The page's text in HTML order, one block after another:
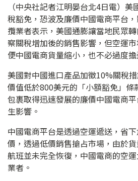
（中央社記者江明晏台北4日電）
稅豁免，恐波及廉價中國電商平台
攬業者表示，美國通膨讓當地民眾
察關稅增加後的銷售影響，但空運
便中國電商貨量縮小，也不必過度擔
美國對中國進口產品加徵10%關稅
價值低於800美元的「小額豁免」條
包裹取得迅速發展的廉價中國電商
生影響。
中國電商平台是透過空運遞送，省
價，透過低價銷售搶占市場，由於
航班並未完全恢復，中國電商的空
業者。